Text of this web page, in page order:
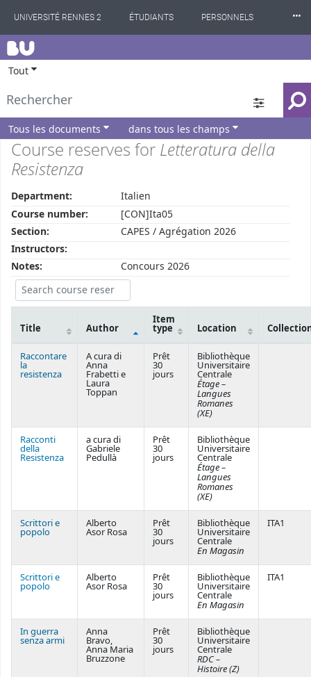
UNIVERSITÉ RENNES 2 ÉTUDIANTS PERSONNELS
INTERNATIONAL
⸱⸱⸱
BU
Tout
Tous les documents dans tous les champs
Course reserves for Letteratura della
Resistenza
Department:
Italien
Course number:
[CON]Ita05
Section:
CAPES / Agrégation 2026
Instructors:
Notes:
Concours 2026
Title Author
Item
type Location
Raccontare
la
resistenza
A cura di
Anna
Frabetti e
Laura
Toppan
Prêt
30
jours
Bibliothèque
Universitaire
Centrale
Étage –
Langues
Romanes
(XE)
Racconti
della
Resistenza
a cura di
Gabriele
Pedullà
Prêt
30
jours
Bibliothèque
Universitaire
Centrale
Étage –
Langues
Romanes
(XE)
Scrittori e
popolo
Alberto
Asor Rosa
Prêt
30
jours
Bibliothèque
Universitaire
Centrale
En Magasin
ITA1
Scrittori e
popolo
Alberto
Asor Rosa
Prêt
30
jours
Bibliothèque
Universitaire
Centrale
En Magasin
ITA1
In guerra
senza armi
Anna
Bravo,
Anna Maria
Bruzzone
Prêt
30
jours
Bibliothèque
Universitaire
Centrale
RDC –
Histoire (Z)